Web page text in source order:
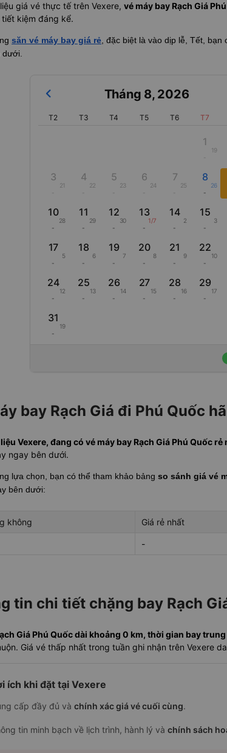
giá vé thực tế trên Vexere, vé máy bay Rạch Giá
kiệm đáng kể.
săn vé máy bay giá rẻ , đặc biệt là vào dịp lễ, Tết,
Tháng 8, 2026
T2 T3 T4 T5 T6 T7
1
19
3
21
4
22
5
23
6
24
7
25
8
26
-
10
28
-
11
29
-
12
30
-
13
1/7
-
14
2
-
15
3
-
17
5
-
18
6
-
19
7
-
20
8
-
21
9
-
22
10
-
24
12
-
25
13
-
26
14
-
27
15
-
28
16
-
29
17
-
31
19
-
bay Rạch Giá đi Phú Quốc
Vexere, đang có vé máy bay Rạch Giá Phú Quốc
ngay bên dưới.
lựa chọn, bạn có thể tham khảo bảng so sánh giá vé
bên dưới:
không Giá rẻ nhất
-
tin chi tiết chặng bay Rạch
Giá Phú Quốc dài khoảng 0 km, thời gian bay
Giá vé thấp nhất trong tuần ghi nhận trên Vexere
ích khi đặt tại Vexere
cấp đầy đủ và chính xác giá vé cuối cùng.
tin minh bạch về lịch trình, hành lý và chính sách